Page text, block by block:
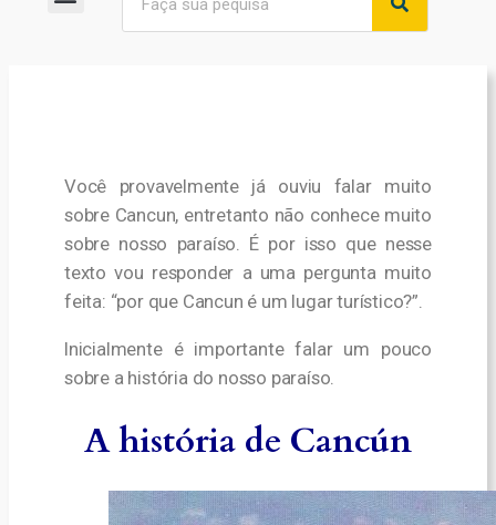
Você provavelmente já ouviu falar muito
sobre Cancun, entretanto não conhece muito
sobre nosso paraíso. É por isso que nesse
texto vou responder a uma pergunta muito
feita: “por que Cancun é um lugar turístico?”.
Inicialmente é importante falar um pouco
sobre a história do nosso paraíso.
A história de Cancún